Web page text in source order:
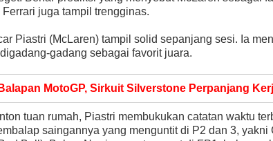
juga tampil trengginas.
Piastri (McLaren) tampil solid sepanjang sesi. Ia
gadang sebagai favorit juara.
MotoGP, Sirkuit Silverstone Perpanjang
tuan rumah, Piastri membukukan catatan waktu
saingannya yang menguntit di P2 dan 3, yakni